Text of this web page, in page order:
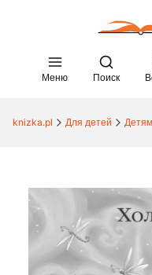
Меню
Open
Поиск
knizka.pl Для детей